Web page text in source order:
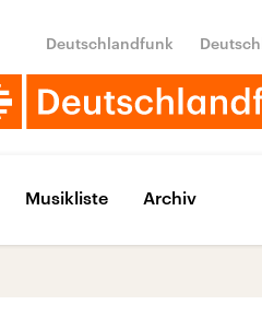
Deutschlandfunk
Musikliste Archiv